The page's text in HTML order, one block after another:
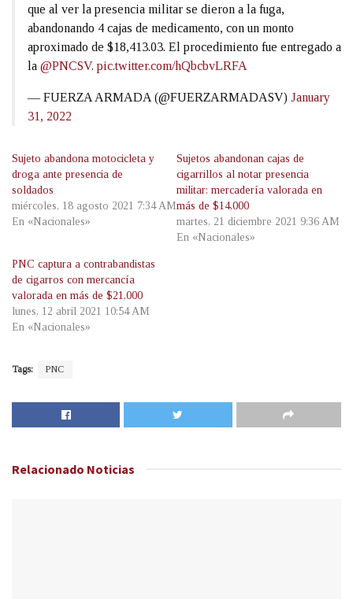
que al ver la presencia militar se dieron a la fuga,
abandonando 4 cajas de medicamento, con un monto
aproximado de $18,413.03. El procedimiento fue entregado a
la @PNCSV. pic.twitter.com/hQbcbvLRFA
— FUERZA ARMADA (@FUERZARMADASV) January
31, 2022
Sujeto abandona motocicleta y
droga ante presencia de
soldados
miércoles, 18 agosto 2021 7:34 AM
En «Nacionales»
Sujetos abandonan cajas de
cigarrillos al notar presencia
militar: mercadería valorada en
más de $14,000
martes, 21 diciembre 2021 9:36 AM
En «Nacionales»
PNC captura a contrabandistas
de cigarros con mercancía
valorada en más de $21,000
lunes, 12 abril 2021 10:54 AM
En «Nacionales»
Tags: PNC
Relacionado Noticias